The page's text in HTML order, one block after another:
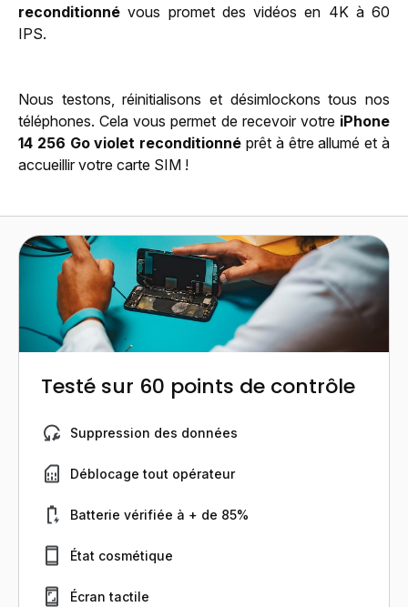
reconditionné vous promet des vidéos en 4K à 60
IPS.
Nous testons, réinitialisons et désimlockons tous nos
téléphones. Cela vous permet de recevoir votre iPhone
14 256 Go violet reconditionné prêt à être allumé et à
accueillir votre carte SIM !
Testé sur 60 points de contrôle
Suppression des données
Déblocage tout opérateur
Batterie vérifiée à + de 85%
État cosmétique
Écran tactile